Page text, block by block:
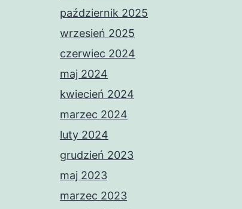
październik 2025
wrzesień 2025
czerwiec 2024
maj 2024
kwiecień 2024
marzec 2024
luty 2024
grudzień 2023
maj 2023
marzec 2023